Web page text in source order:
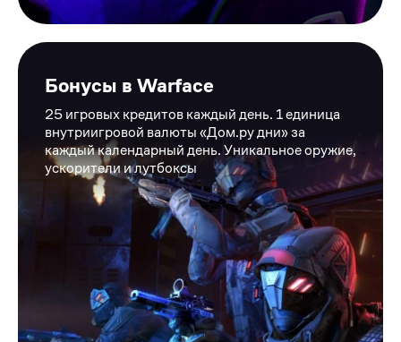
Бонусы в Warface
25 игровых кредитов каждый день. 1 единица
внутриигровой валюты «Дом.ру дни» за
каждый календарный день. Уникальное оружие,
ускорители и лутбоксы